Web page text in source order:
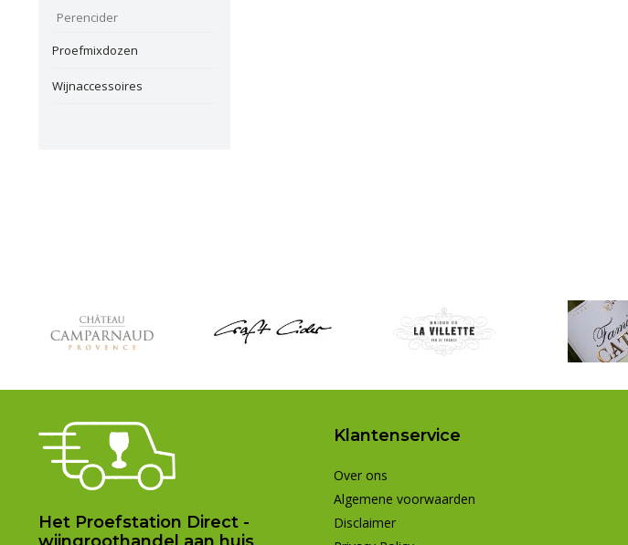
Perencider
Proefmixdozen
Wijnaccessoires
Het Proefstation Direct -
Klantenservice
Over ons
Algemene voorwaarden
Disclaimer